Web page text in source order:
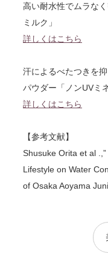
高い耐水性でムラな
ミルク」
詳しくはこちら
汗によるべたつきを
パウダー「ノンUVミ
詳しくはこちら
【参考文献】
Shusuke Orita et al
Lifestyle on Water
of Osaka Aoyama